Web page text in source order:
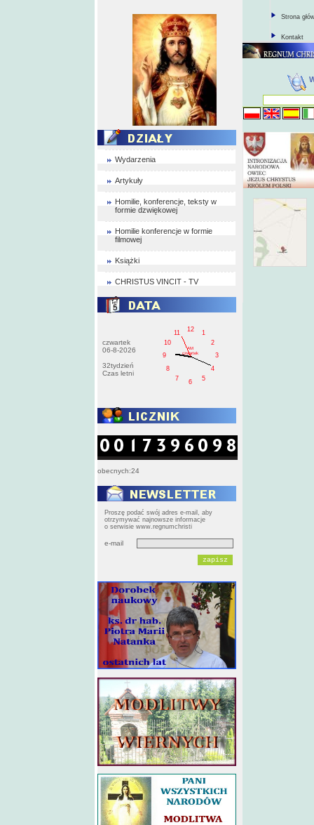
Wydarzenia
Artykuły
Homilie, konferencje, teksty w
formie dzwiękowej
Homilie konferencje w formie
filmowej
Książki
CHRISTUS VINCIT - TV
czwartek
06-8-2026
32tydzień
Czas letni
1
2
3
4
5
6
7
8
9
10
11
12
AM
czwartek
obecnych:24
Proszę podać swój adres e-mail, aby
otrzymywać najnowsze informacje
o serwisie www.regnumchristi
e-mail
Strona
Kontakt